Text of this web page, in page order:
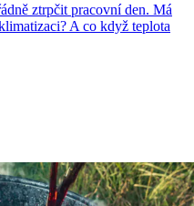
ztrpčit pracovní den. Má
A co když teplota